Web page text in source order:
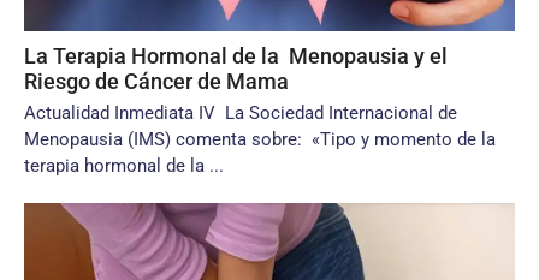
La Terapia Hormonal de la Menopausia y el
Riesgo de Cáncer de Mama
Actualidad Inmediata IV La Sociedad Internacional de
Menopausia (IMS) comenta sobre: «Tipo y momento de la
terapia hormonal de la ...